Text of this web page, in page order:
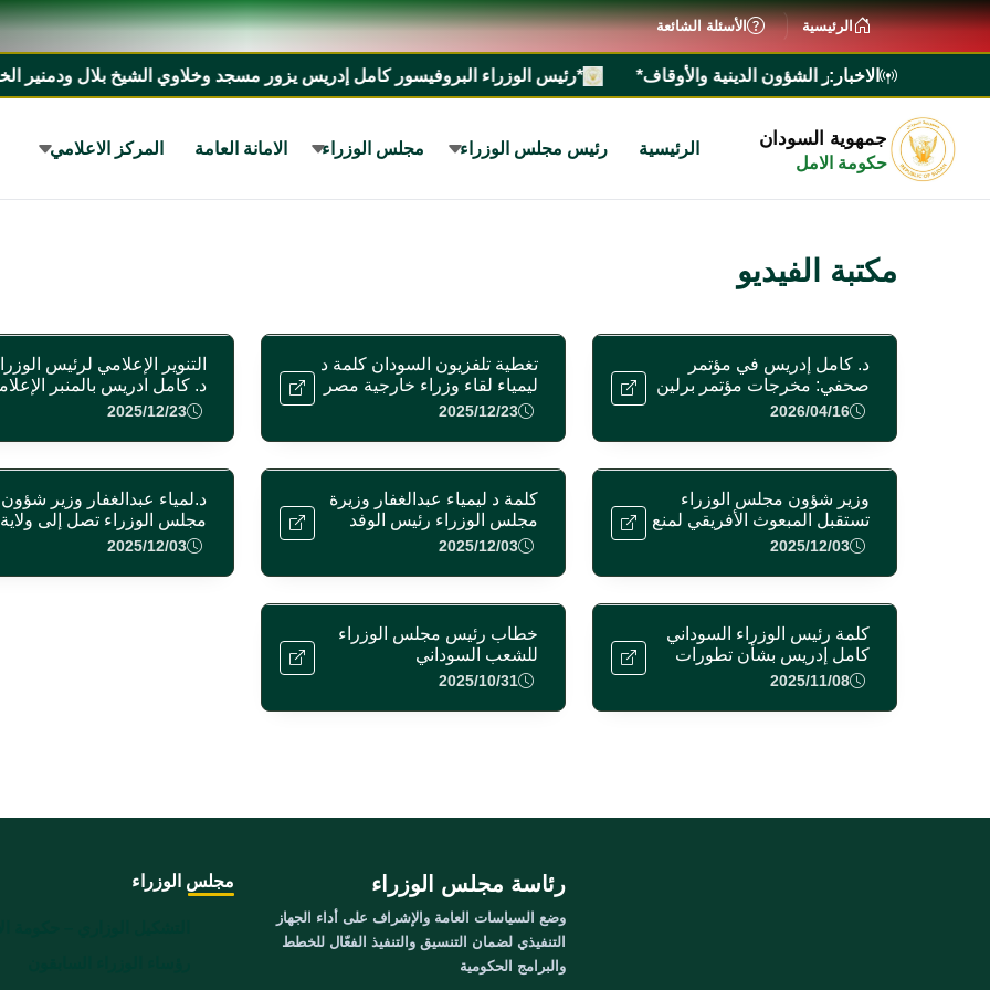
الرئيسية الأسئلة الشائعة
الاخبار:
بإعفاء وزير الشؤون الدينية والأوقاف* *​رئيس الوزراء البروفيسور كامل إدريس يزور مسجد وخلاوي الشيخ بلال ودمنير الخالدي
جمهوية السودان
حكومة الامل
الرئيسية رئيس مجلس الوزراء مجلس الوزراء الامانة العامة المركز الاعلامي
مكتبة الفيديو
د. كامل إدريس في مؤتمر
صحفي: مخرجات مؤتمر برلين
لا تعني البلاد في شيء
2026/04/16
تغطية تلفزيون السودان كلمة د
ليمياء لقاء وزراء خارجية مصر
الجزائر في مؤتمر روسيا
2025/12/23
التنوير الإعلامي لرئيس
د. كامل ادريس بالمنبر
للأمم المتحدة عن الوضع في
2025/12/23
وزير شؤون مجلس الوزراء
تستقبل المبعوث الأفريقي لمنع
الإبادة الجماعية
2025/12/03
كلمة د ليمياء عبدالغفار وزيرة
مجلس الوزراء رئيس الوفد
الزائر لنازحي الحري العفاض
2025/12/03
د.لمياء عبدالغفار وزير شؤون
مجلس الوزراء تصل إلى ولاية
الجزيرة وتقف على العمل
2025/12/03
كلمة رئيس الوزراء السوداني
كامل إدريس بشأن تطورات
الوضع في الفاشر
2025/11/08
خطاب رئيس مجلس الوزراء
للشعب السوداني
2025/10/31
مجلس الوزراء رئاسة مجلس الوزراء
وضع السياسات العامة والإشراف على أداء الجهاز
التنفيذي لضمان التنسيق والتنفيذ الفعّال للخطط
والبرامج الحكومية